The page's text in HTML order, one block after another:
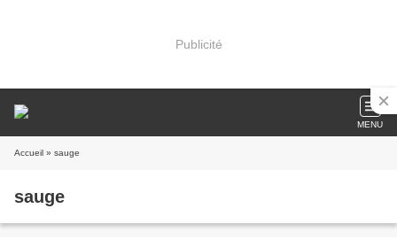
Publicité
MENU
Accueil » sauge
sauge